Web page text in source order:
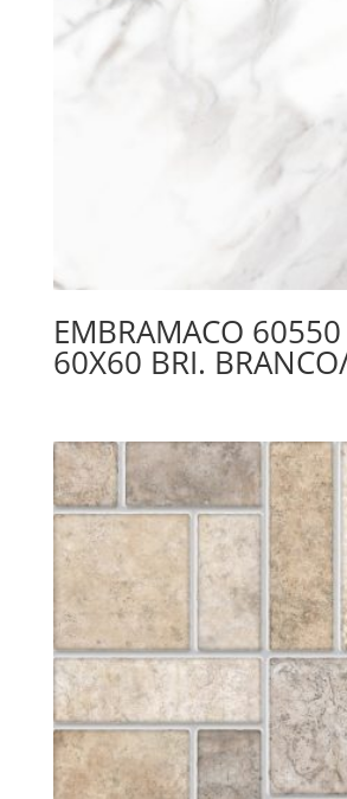
EMBRAMACO 60550
60X60 BRI.